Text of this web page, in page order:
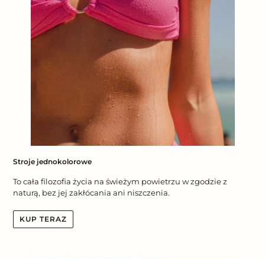
Stroje jednokolorowe
To cała filozofia życia na świeżym powietrzu w zgodzie z
naturą, bez jej zakłócania ani niszczenia.
KUP TERAZ